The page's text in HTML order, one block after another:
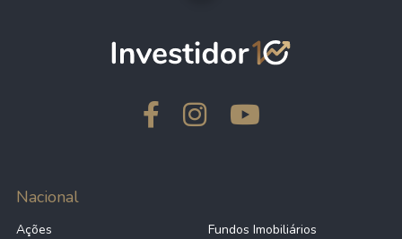
Nacional
Ações
Fundos Imobiliários